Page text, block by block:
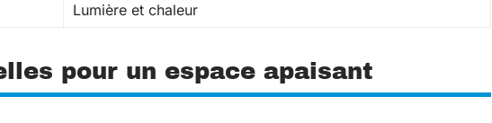
Lumière et chaleur
pour un espace apaisant